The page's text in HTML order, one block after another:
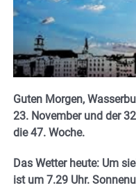
Guten Morgen,
23. November und der
die 47. Woche.
Das Wetter heute: Um
ist um 7.29 Uhr.